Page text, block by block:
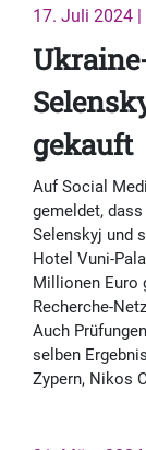
17. Juli 2024 |
gekauft
Auf Social
gemeldet,
Selenskyj und
Hotel Vuni-
Millionen Euro
Recherche-
Auch
selben
Zypern, Nikos